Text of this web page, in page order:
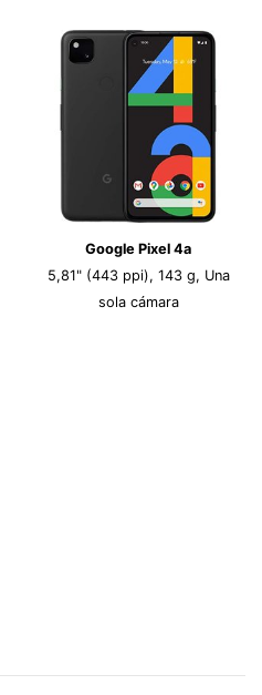
Google Pixel 4a
5,81" (443 ppi), 143 g, Una
sola cámara